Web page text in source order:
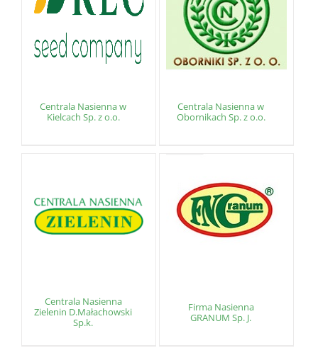
Centrala Nasienna w
Kielcach Sp. z o.o.
Centrala Nasienna w
Obornikach Sp. z o.o.
Centrala Nasienna
Zielenin D.Małachowski
Sp.k.
Firma Nasienna
GRANUM Sp. J.